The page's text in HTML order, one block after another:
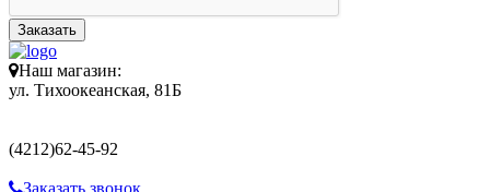
Заказать
Наш магазин:
ул. Тихоокеанская, 81Б
(4212)62-45-92
Заказать звонок